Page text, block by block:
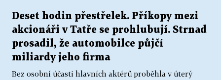
Deset hodin přestřelek. Příkopy mezi
akcionáři v Tatře se prohlubují. Strnad
prosadil, že automobilce půjčí
miliardy jeho firma
Bez osobní účasti hlavních aktérů proběhla v úterý